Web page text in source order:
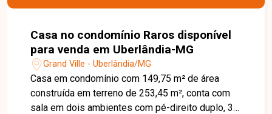
Casa no condomínio Raros disponível
para venda em Uberlândia-MG
Grand Ville - Uberlândia/MG
Casa em condomínio com 149,75 m² de área
construída em terreno de 253,45 m², conta com
sala em dois ambientes com pé-direito duplo, 3